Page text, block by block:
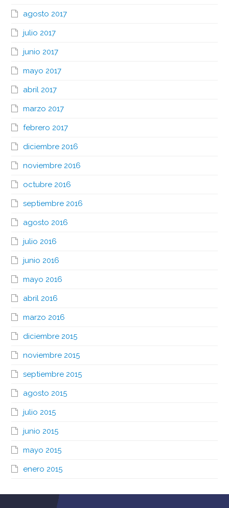
agosto 2017
julio 2017
junio 2017
mayo 2017
abril 2017
marzo 2017
febrero 2017
diciembre 2016
noviembre 2016
octubre 2016
septiembre 2016
agosto 2016
julio 2016
junio 2016
mayo 2016
abril 2016
marzo 2016
diciembre 2015
noviembre 2015
septiembre 2015
agosto 2015
julio 2015
junio 2015
mayo 2015
enero 2015